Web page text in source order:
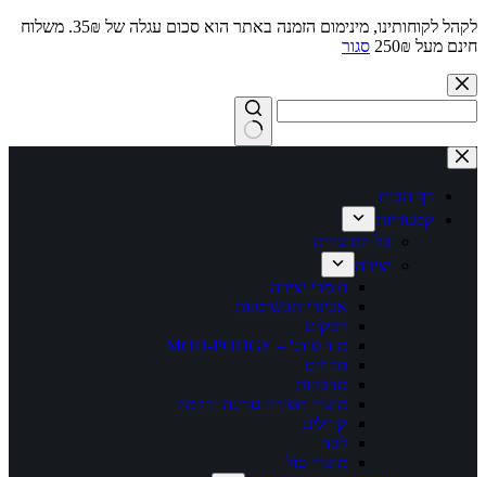
לקהל לקוחותינו, מינימום הזמנה באתר הוא סכום עגלה של 35₪. משלוח
חינם מעל 250₪
סגור
Skip
to
content
No
results
דף הבית
קטגוריות
כל המוצרים
יצירה
חומרי יצירה
אביזרי תכשיטנות
דבקים
מוד פודג' – MOD-PODGE
חרוזים
מדבקות
מוצרי תפירה סריגה ורקמה
קווילינג
לבד
מוצרי סול